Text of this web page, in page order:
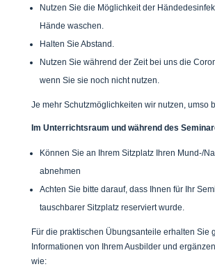
Nutzen Sie die Möglichkeit der
Hände waschen.
Halten Sie Abstand.
Nutzen Sie während der Zeit bei uns die
wenn Sie sie noch nicht nutzen.
Je mehr Schutzmöglichkeiten wir nutzen, umso
Im Unterrichtsraum und während des
Können Sie an Ihrem Sitzplatz Ihren Mund-/
abnehmen
Achten Sie bitte darauf, dass Ihnen für Ihr
tauschbarer Sitzplatz reserviert wurde.
Für die praktischen Übungsanteile erhalten Sie
Informationen von Ihrem Ausbilder und
wie: